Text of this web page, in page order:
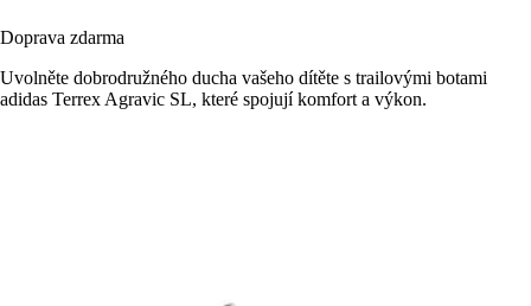
Doprava zdarma
Uvolněte dobrodružného ducha vašeho dítěte s trailovými botami
adidas Terrex Agravic SL, které spojují komfort a výkon.